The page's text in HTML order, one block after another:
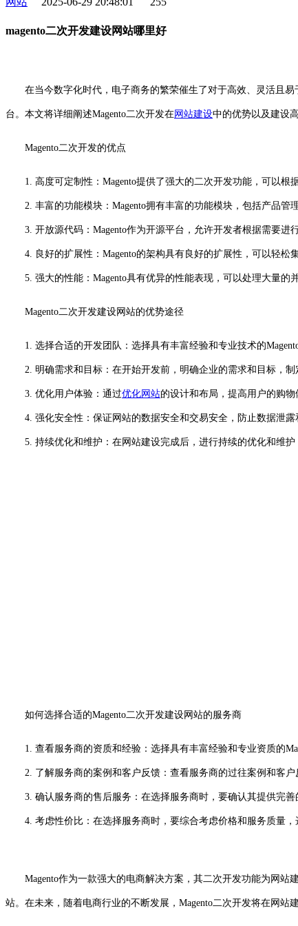
magento二次开发建设网站哪里好
在当今数字化时代，电子商务的繁荣催生了对于高效、灵活且易
台。本文将详细阐述Magento二次开发在网站建设中的优势以及建设
Magento二次开发的优点
1. 高度可定制性：Magento提供了强大的二次开发功能，可以根
2. 丰富的功能模块：Magento拥有丰富的功能模块，包括产品管
3. 开放源代码：Magento作为开源平台，允许开发者根据需要进
4. 良好的扩展性：Magento的架构具有良好的扩展性，可以轻松
5. 强大的性能：Magento具有优异的性能表现，可以处理大量的
Magento二次开发建设网站的优势途径
1. 选择合适的开发团队：选择具有丰富经验和专业技术的
2. 明确需求和目标：在开始开发前，明确企业的需求和目标，制
3. 优化用户体验：通过优化网站的设计和布局，提高用户的购物
4. 强化安全性：保证网站的数据安全和交易安全，防止数据泄露
5. 持续优化和维护：在网站建设完成后，进行持续的优化和维护
如何选择合适的Magento二次开发建设网站的服务商
1. 查看服务商的资质和经验：选择具有丰富经验和专业资质的
2. 了解服务商的案例和客户反馈：查看服务商的过往案例和客户
3. 确认服务商的售后服务：在选择服务商时，要确认其提供完善
4. 考虑性价比：在选择服务商时，要综合考虑价格和服务质量，
Magento作为一款强大的电商解决方案，其二次开发功能为网站
站。在未来，随着电商行业的不断发展，Magento二次开发将在网站